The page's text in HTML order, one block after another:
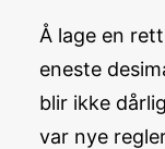
Å lage en
eneste
blir ikke
var nye